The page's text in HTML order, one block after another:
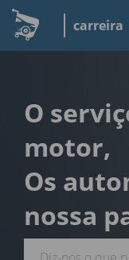
carreira
O
motor,
Os
nossa